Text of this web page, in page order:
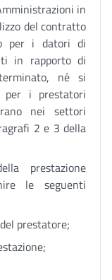
in
del contratto
per i datori di
in rapporto di
né si
per i prestatori
nei settori
2 e 3 della
prestazione
le seguenti
prestatore;